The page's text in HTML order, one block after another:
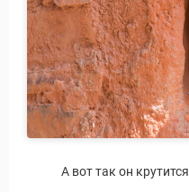
А вот так он